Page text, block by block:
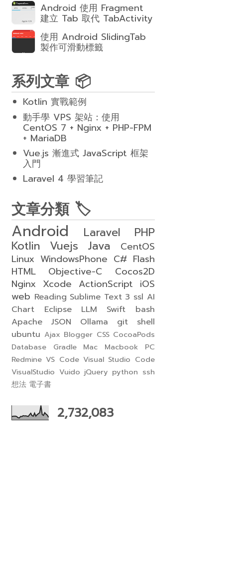
Android 使用 Fragment
建立 Tab 取代 TabActivity
使用 Android SlidingTab
製作可滑動標籤
系列文章 📦
Kotlin 實戰範例
動手學 VPS 架站：使用
CentOS 7 + Nginx + PHP-FPM
+ MariaDB
Vue.js 漸進式 JavaScript 框架
入門
Laravel 4 學習筆記
文章分類 🏷
Android
Laravel
PHP
Kotlin
Vuejs Java
CentOS
Linux WindowsPhone C# Flash
HTML
Objective-C
Cocos2D
Nginx Xcode ActionScript iOS
web Reading Sublime Text 3 ssl AI
Chart
Eclipse LLM Swift
bash
Apache
JSON Ollama git
shell
ubuntu Ajax Blogger CSS CocoaPods
Database
Gradle Mac Macbook
PC
Redmine VS Code Visual Studio Code
VisualStudio Vuido jQuery python ssh
想法 電子書
2,732,083